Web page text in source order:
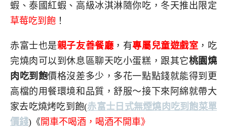
蝦、泰國紅蝦、高級冰淇淋隨你吃，冬天推出限定
草莓吃到飽 ！
赤富士也是親子友善餐廳 ，有專屬兒童遊戲室 ，吃
完燒肉可以到休息區聊天吃小蛋糕，跟其它桃園燒
肉吃到飽價格沒差多少，多花一點點錢就能得到更
高檔的用餐環境和品質，舒服～接下來阿綿就帶大
家去吃燒烤吃到飽(赤富士日式無煙燒肉吃到飽菜單
價錢) 《 開車不喝酒，喝酒不開車》